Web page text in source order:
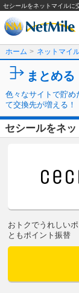
セシールをネットマイルに
ホーム > ネットマイ
まとめる
色々なサイトで貯め
て交換先が増える！
セシールをネ
おトクでうれしい
ともポイント振替